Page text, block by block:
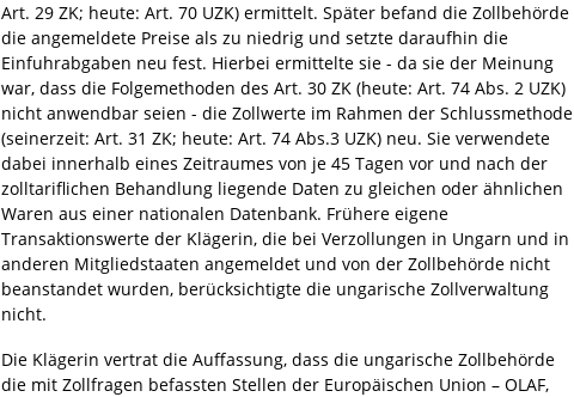
Art. 29 ZK; heute: Art. 70 UZK) ermittelt. Später befand die Zollbehörde
die angemeldete Preise als zu niedrig und setzte daraufhin die
Einfuhrabgaben neu fest. Hierbei ermittelte sie - da sie der Meinung
war, dass die Folgemethoden des Art. 30 ZK (heute: Art. 74 Abs. 2 UZK)
nicht anwendbar seien - die Zollwerte im Rahmen der Schlussmethode
(seinerzeit: Art. 31 ZK; heute: Art. 74 Abs.3 UZK) neu. Sie verwendete
dabei innerhalb eines Zeitraumes von je 45 Tagen vor und nach der
zolltariflichen Behandlung liegende Daten zu gleichen oder ähnlichen
Waren aus einer nationalen Datenbank. Frühere eigene
Transaktionswerte der Klägerin, die bei Verzollungen in Ungarn und in
anderen Mitgliedstaaten angemeldet und von der Zollbehörde nicht
beanstandet wurden, berücksichtigte die ungarische Zollverwaltung
nicht.
Die Klägerin vertrat die Auffassung, dass die ungarische Zollbehörde
die mit Zollfragen befassten Stellen der Europäischen Union – OLAF,